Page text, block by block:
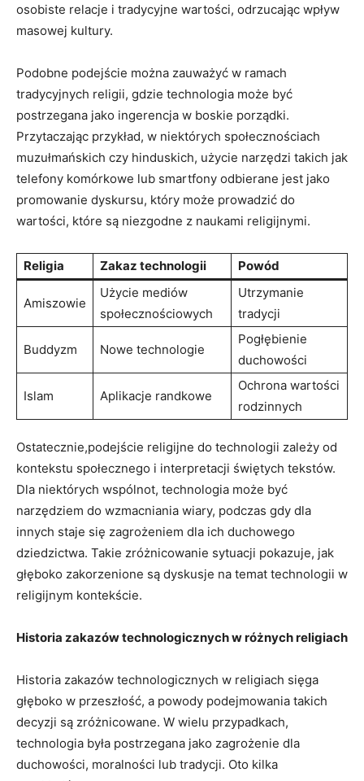
osobiste relacje⁣ i tradycyjne wartości, odrzucając ‌wpływ
masowej kultury.
Podobne podejście można zauważyć ⁢w ramach
‍tradycyjnych religii, gdzie technologia może być
‌postrzegana jako ingerencja‍ w boskie porządki.
Przytaczając ​przykład, w niektórych‌ społecznościach
muzułmańskich czy hinduskich, użycie narzędzi takich jak​
telefony komórkowe lub smartfony ⁣odbierane ⁤jest ​jako
promowanie dyskursu, który może prowadzić do
‌wartości, ​które są niezgodne z naukami⁣ religijnymi.
Religia Zakaz ⁤technologii Powód
Amiszowie
Użycie‍ mediów
społecznościowych
Utrzymanie
tradycji
Buddyzm Nowe technologie
Pogłębienie
duchowości
Islam Aplikacje randkowe
Ochrona wartości
rodzinnych
Ostatecznie,podejście religijne do technologii ​zależy od
kontekstu społecznego i interpretacji świętych tekstów.
Dla niektórych wspólnot, technologia może być
⁣narzędziem do wzmacniania ‌wiary, podczas gdy dla
innych staje się zagrożeniem dla ich duchowego
dziedzictwa. Takie zróżnicowanie ⁣sytuacji pokazuje, jak
głęboko‍ zakorzenione są dyskusje na temat technologii w
religijnym kontekście.
Historia zakazów technologicznych w różnych religiach
Historia⁢ zakazów⁣ technologicznych w religiach sięga
głęboko w przeszłość, a powody podejmowania takich
decyzji są zróżnicowane.⁣ W wielu przypadkach,
technologia była postrzegana jako zagrożenie dla
duchowości,​ moralności lub tradycji. Oto kilka